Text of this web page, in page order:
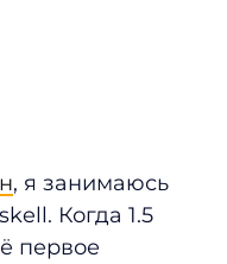
, я занимаюсь
Когда 1.5
первое